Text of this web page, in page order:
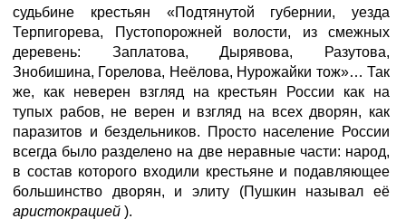
судьбине крестьян «Подтянутой губернии, уезда
Терпигорева, Пустопорожней волости, из смежных
деревень: Заплатова, Дырявова, Разутова,
Знобишина, Горелова, Неёлова, Нурожайки тож»… Так
же, как неверен взгляд на крестьян России как на
тупых рабов, не верен и взгляд на всех дворян, как
паразитов и бездельников. Просто население России
всегда было разделено на две неравные части: народ,
в состав которого входили крестьяне и подавляющее
большинство дворян, и элиту (Пушкин называл её
аристокрацией ).